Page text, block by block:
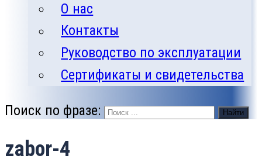
О нас
Контакты
Руководство по эксплуатации
Сертификаты и свидетельства
Поиск по фразе: Найти
zabor-4